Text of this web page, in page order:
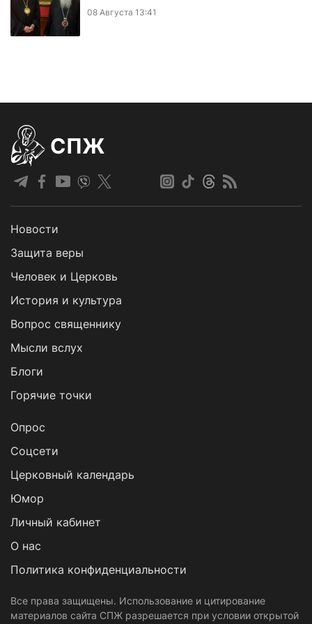
08 Августа 13:41
СПЖ
Новости
Защита веры
Человек и Церковь
История и культура
Вопрос священнику
Мысли вслух
Блоги
Горячие точки
Опрос
Cоцсети
Церковный календарь
Юмор
Личный кабинет
О нас
Политика конфиденциальности
Все права защищены. Использование и цитирование
материалов сайта СПЖ разрешается при условии открытой